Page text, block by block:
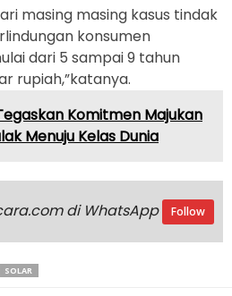
masing masing kasus tindak
konsumen
dari 5 sampai 9 tahun
rupiah,”katanya.
Komitmen Majukan
Menuju Kelas Dunia
di WhatsApp Follow
SOLAR